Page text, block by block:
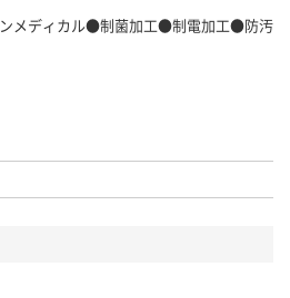
ンメディカル●制菌加工●制電加工●防汚